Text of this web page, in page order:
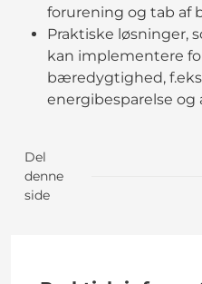
forurening og tab af
Praktiske løsninger,
kan implementere
bæredygtighed,
energibesparelse og
Del
denne
side